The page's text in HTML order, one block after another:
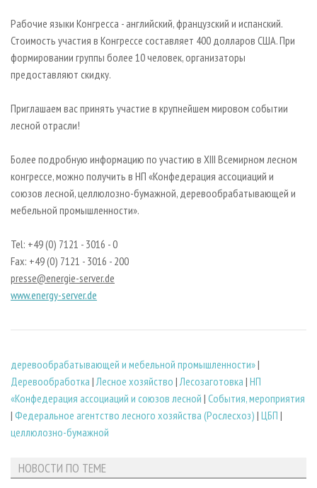
Рабочие языки Конгресса - английский, французский и испанский.
Стоимость участия в Конгрессе составляет 400 долларов США. При
формировании группы более 10 человек, организаторы
предоставляют скидку.
Приглашаем вас принять участие в крупнейшем мировом событии
лесной отрасли!
Более подробную информацию по участию в XIII Всемирном лесном
конгрессе, можно получить в НП «Конфедерация ассоциаций и
союзов лесной, целлюлозно-бумажной, деревообрабатывающей и
мебельной промышленности».
Tel: +49 (0) 7121 - 3016 - 0
Fax: +49 (0) 7121 - 3016 - 200
presse@energie-server.de
www.energy-server.de
деревообрабатывающей и мебельной промышленности»|
Деревообработка |Лесное хозяйство |Лесозаготовка | НП
«Конфедерация ассоциаций и союзов лесной | События, мероприятия
| Федеральное агентство лесного хозяйства (Рослесхоз) | ЦБП |
целлюлозно-бумажной
НОВОСТИ ПО ТЕМЕ